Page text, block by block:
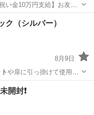
い金10万円支給】お友達
出なしでプライベート充
社員登用制度あり★1食
ク（シルバー）
8月9日
や扉に引っ掛けて使用す
タオル
開封❗️